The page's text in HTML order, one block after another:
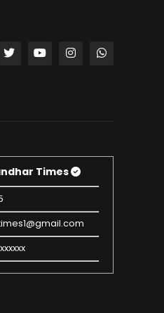
Times